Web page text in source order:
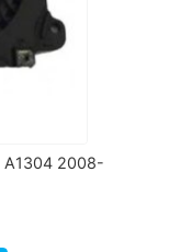
A1304 2008-